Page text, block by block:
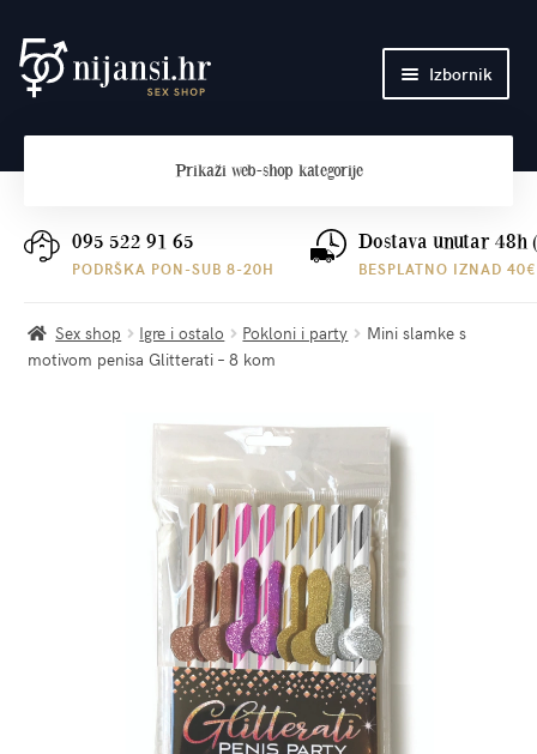
Preskoči
na
Skoči
do
Izbornik
Plaćanje i dostava
Prikaži web-shop kategorije
095 522 91 65
PODRŠKA PON-SUB 8-20H
Dostava unutar 48h
BESPLATNO IZNAD 40€
Sex shop Igre i ostalo Pokloni i party
Mini slamke s
motivom penisa Glitterati – 8 kom